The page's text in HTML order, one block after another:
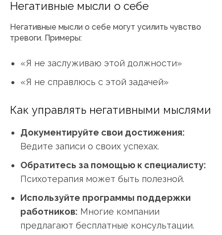
Негативные мысли о себе
Негативные мысли о себе могут усилить чувство
тревоги. Примеры:
«Я не заслуживаю этой должности»
«Я не справлюсь с этой задачей»
Как управлять негативными мыслями
Документируйте свои достижения:
Ведите записи о своих успехах.
Обратитесь за помощью к специалисту:
Психотерапия может быть полезной.
Используйте программы поддержки
работников: Многие компании
предлагают бесплатные консультации.